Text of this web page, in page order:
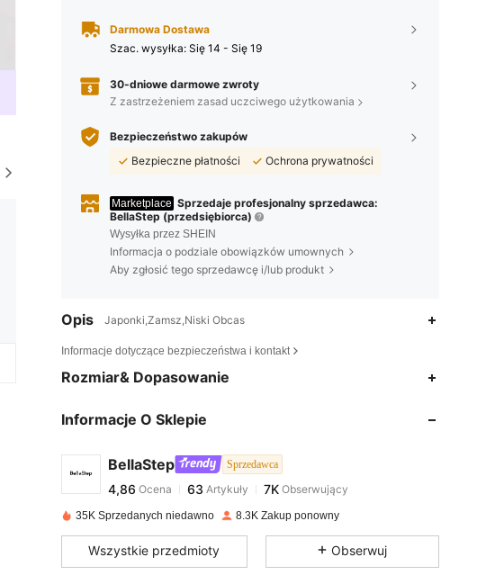
Darmowa Dostawa
Szac. wysyłka: Się 14 - Się 19
30-dniowe darmowe zwroty
Z zastrzeżeniem zasad uczciwego użytkowania
Bezpieczeństwo zakupów
Bezpieczne płatności
Ochrona prywatności
Marketplace Sprzedaje profesjonalny sprzedawca:
BellaStep (przedsiębiorca)
Wysyłka przez SHEIN
Informacja o podziale obowiązków umownych
Aby zgłosić tego sprzedawcę i/lub produkt
Opis Japonki,Zamsz,Niski Obcas
Informacje dotyczące bezpieczeństwa i kontakt
Rozmiar& Dopasowanie
Informacje O Sklepie
BellaStep Sprzedawca
4,86 63
Ocena 63Artykuły 7KObserwujący
4***6 zapłacono1 dzień temu
35K Sprzedanych niedawno 8.3K Zakup ponowny
Wszystkie przedmioty Obserwuj